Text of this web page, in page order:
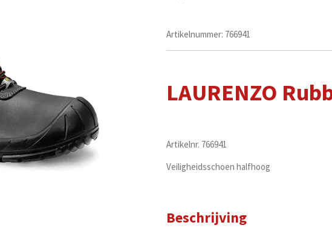
Artikelnummer: 766941
LAURENZO
Artikelnr. 766941
Veiligheidsschoen halfhoog
Beschrijving